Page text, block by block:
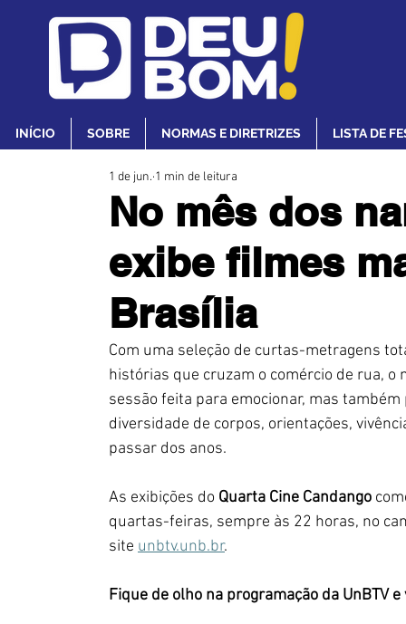
INÍCIO SOBRE NORMAS E DIRETRIZES LISTA DE
No mês dos
exibe filmes
Brasília
1 de jun. 1 min de leitura
Com uma seleção de curtas-metragens
histórias que cruzam o comércio de rua, o
sessão feita para emocionar, mas
diversidade de corpos, orientações,
passar dos anos.
As exibições do Quarta Cine Candango
quartas-feiras, sempre às 22 horas, no
site unbtv.unb.br.
Fique de olho na programação da UnBTV